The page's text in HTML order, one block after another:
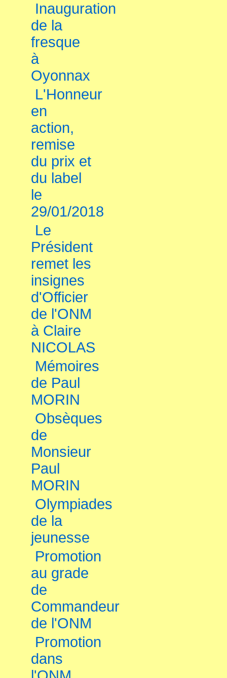
Inauguration
de la
fresque
à
Oyonnax
L'Honneur
en
action,
remise
du prix et
du label
le
29/01/2018
Le
Président
remet les
insignes
d'Officier
de l'ONM
à Claire
NICOLAS
Mémoires
de Paul
MORIN
Obsèques
de
Monsieur
Paul
MORIN
Olympiades
de la
jeunesse
Promotion
au grade
de
Commandeur
de l'ONM
Promotion
dans